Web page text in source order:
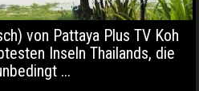
von Pattaya Plus TV Koh
Inseln Thailands, die
...